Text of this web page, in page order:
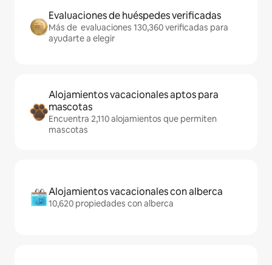
Evaluaciones de huéspedes verificadas
Más de evaluaciones 130,360 verificadas para
ayudarte a elegir
Alojamientos vacacionales aptos para
mascotas
Encuentra 2,110 alojamientos que permiten
mascotas
Alojamientos vacacionales con alberca
10,620 propiedades con alberca